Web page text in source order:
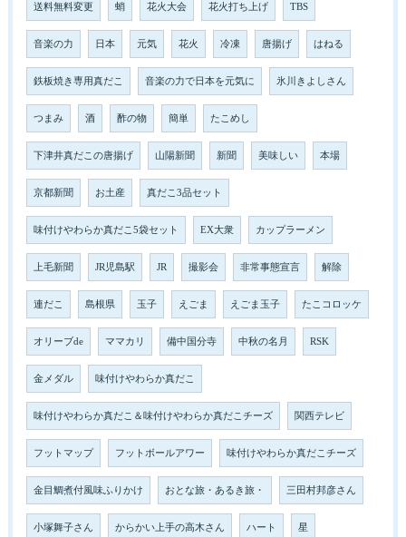
送料無料変更 蛸 花火大会 花火打ち上げ TBS
音楽の力 日本 元気 花火 冷凍 唐揚げ はねる
鉄板焼き専用真だこ 音楽の力で日本を元気に 氷川きよしさん
つまみ 酒 酢の物 簡単 たこめし
下津井真だこの唐揚げ 山陽新聞 新聞 美味しい 本場
京都新聞 お土産 真だこ3品セット
味付けやわらか真だこ5袋セット EX大衆 カップラーメン
上毛新聞 JR児島駅 JR 撮影会 非常事態宣言 解除
連だこ 島根県 玉子 えごま えごま玉子 たこコロッケ
オリーブde ママカリ 備中国分寺 中秋の名月 RSK
金メダル 味付けやわらか真だこ
味付けやわらか真だこ＆味付けやわらか真だこチーズ 関西テレビ
フットマップ フットボールアワー 味付けやわらか真だこチーズ
金目鯛煮付風味ふりかけ おとな旅・あるき旅・ 三田村邦彦さん
小塚舞子さん からかい上手の高木さん ハート 星